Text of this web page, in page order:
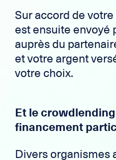
Sur accord de
est ensuite envoyé
auprès du
et votre argent
votre choix.
Et le crowdlending
financement
Divers organismes